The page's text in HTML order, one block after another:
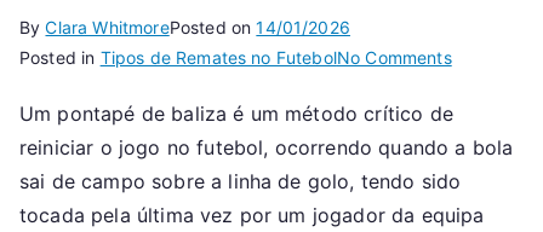
ByClara WhitmorePosted on14/01/2026
Posted in Tipos de Remates no FutebolNo Commentson
de
Meta:
Distância,
Um pontapé de baliza é um método crítico de
reiniciar o jogo no futebol, ocorrendo quando a bola
sai de campo sobre a linha de golo, tendo sido
tocada pela última vez por um jogador da equipa